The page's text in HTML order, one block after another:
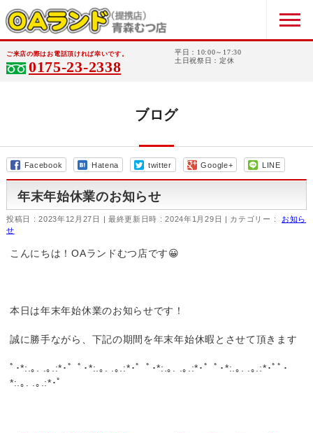
ご来店の際はお電話頂ければ幸いです。
0175-23-2338
平日：10:00～17:30
土日祝祭日：定休
ブログ
Facebook Hatena twitter Google+ LINE
年末年始休業のお知らせ
投稿日 : 2023年12月27日 最終更新日時 : 2024年1月29日 カテゴリー :
お知ら
せ
こんにちは！OAランドむつ店です😀
本日は年末年始休業のお知らせです！
誠に勝手ながら、下記の期間を年末年始休暇とさせて頂きます
ﾟ･*:.｡. .｡.:*･゜ﾟ･*:.｡. .｡.:*･゜ﾟ･*:.｡. .｡.:*･゜ﾟ･*:.｡. .｡.:*･ﾟﾟ･
*:.｡. .｡.:*･゜